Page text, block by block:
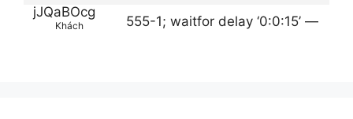
jJQaBOcg
Khách 555-1; waitfor delay ‘0:0:15’ —